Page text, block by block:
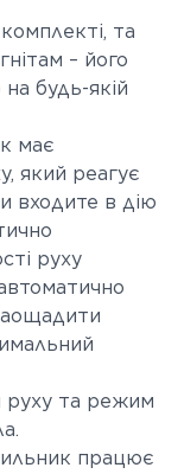
та
– його
будь-якій
має
який реагує
входите в дію
руху
та режим
працює